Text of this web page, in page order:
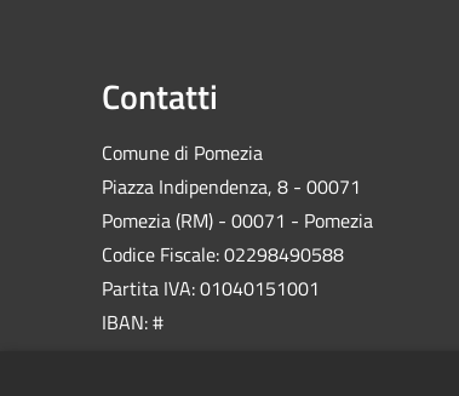
Contatti
Comune di Pomezia
Piazza Indipendenza, 8 - 00071
Pomezia (RM) - 00071 - Pomezia
Codice Fiscale: 02298490588
Partita IVA: 01040151001
IBAN: #